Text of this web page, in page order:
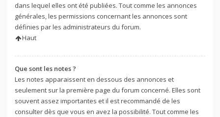
dans lequel elles ont été publiées. Tout comme les annonces
générales, les permissions concernant les annonces sont
définies par les administrateurs du forum.
Haut
Que sont les notes ?
Les notes apparaissent en dessous des annonces et
seulement sur la première page du forum concerné. Elles sont
souvent assez importantes et il est recommandé de les
consulter dès que vous en avez la possibilité. Tout comme les